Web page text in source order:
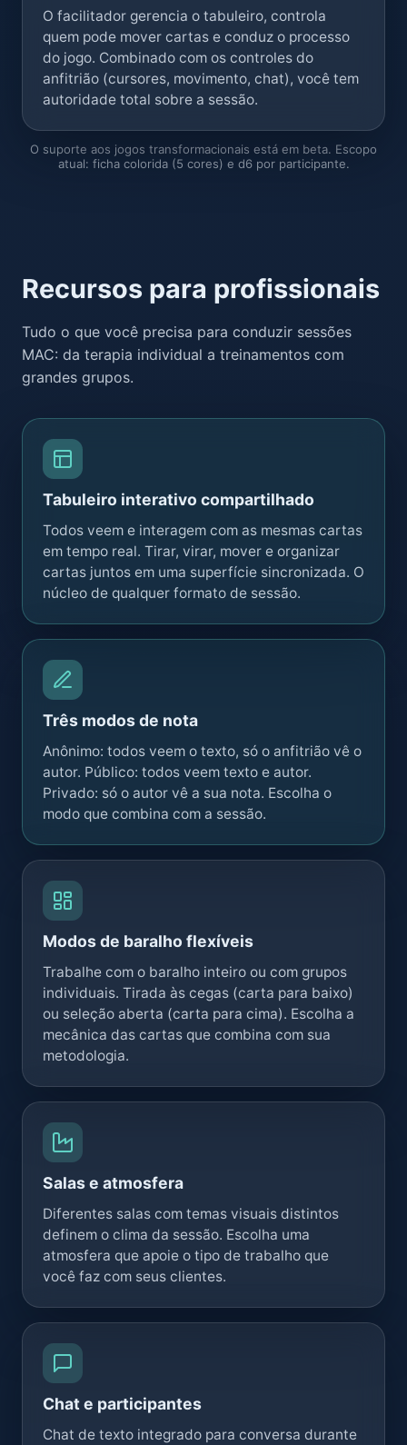
O facilitador gerencia o tabuleiro, controla
quem pode mover cartas e conduz o processo
do jogo. Combinado com os controles do
anfitrião (cursores, movimento, chat), você tem
autoridade total sobre a sessão.
O suporte aos jogos transformacionais está em beta. Escopo
atual: ficha colorida (5 cores) e d6 por participante.
Recursos para profissionais
Tudo o que você precisa para conduzir sessões
MAC: da terapia individual a treinamentos com
grandes grupos.
Tabuleiro interativo compartilhado
Todos veem e interagem com as mesmas cartas
em tempo real. Tirar, virar, mover e organizar
cartas juntos em uma superfície sincronizada. O
núcleo de qualquer formato de sessão.
Três modos de nota
Anônimo: todos veem o texto, só o anfitrião vê o
autor. Público: todos veem texto e autor.
Privado: só o autor vê a sua nota. Escolha o
modo que combina com a sessão.
Modos de baralho flexíveis
Trabalhe com o baralho inteiro ou com grupos
individuais. Tirada às cegas (carta para baixo)
ou seleção aberta (carta para cima). Escolha a
mecânica das cartas que combina com sua
metodologia.
Salas e atmosfera
Diferentes salas com temas visuais distintos
definem o clima da sessão. Escolha uma
atmosfera que apoie o tipo de trabalho que
você faz com seus clientes.
Chat e participantes
Chat de texto integrado para conversa durante